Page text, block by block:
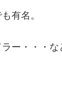
有名。
ー・・・な